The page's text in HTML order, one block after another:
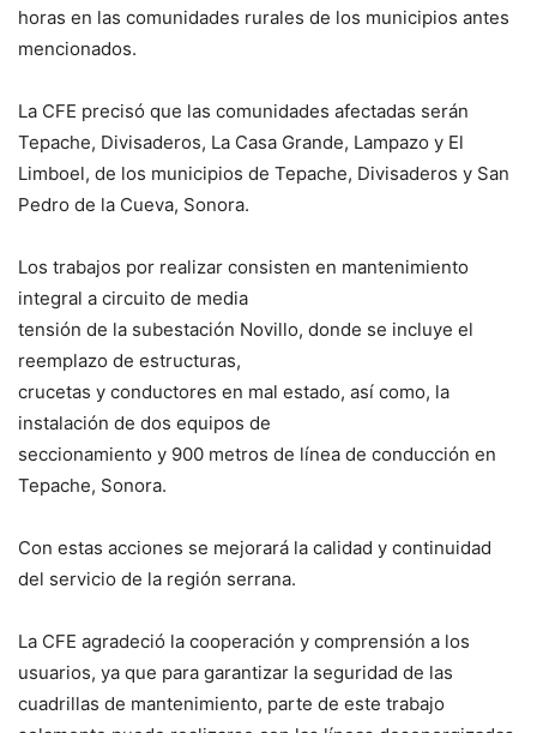
horas en las comunidades rurales de los municipios antes
mencionados.
La CFE precisó que las comunidades afectadas serán
Tepache, Divisaderos, La Casa Grande, Lampazo y El
Limboel, de los municipios de Tepache, Divisaderos y San
Pedro de la Cueva, Sonora.
Los trabajos por realizar consisten en mantenimiento
integral a circuito de media
tensión de la subestación Novillo, donde se incluye el
reemplazo de estructuras,
crucetas y conductores en mal estado, así como, la
instalación de dos equipos de
seccionamiento y 900 metros de línea de conducción en
Tepache, Sonora.
Con estas acciones se mejorará la calidad y continuidad
del servicio de la región serrana.
La CFE agradeció la cooperación y comprensión a los
usuarios, ya que para garantizar la seguridad de las
cuadrillas de mantenimiento, parte de este trabajo